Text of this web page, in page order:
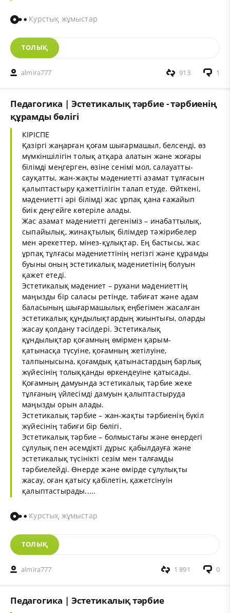
Курстық жұмыстар
ТОЛЫҚ
almira777 1
913
Педагогика | Эстетикалық тәрбие - тәрбиенің
құрамды бөлігі
КІРІСПЕ
Қазіргі жаңарған қоғам шығармашыл, белсенді, өз
мүмкіншілігін толық атқара алатын және жоғары
білімді меңгерген, өзіне сенімі мол, салауатты-
сауқатты, жан-жақты мәдениетті азамат тұлғасын
қалыптастыру қажеттілігін талап етуде. Өйткені,
мәдениетті әрі білімді жас ұрпақ қана ғажайып
биік деңгейге көтеріле алады.
Жас азамат мәдениетті дегеніміз – инабаттылық,
сыпайылық, жинақтылық білімдер тәжірибелер
мен әрекеттер, мінез-құлықтар. Ең бастысы, жас
ұрпақ тұлғасы мәдениеттінің негізгі және құрамды
буыны оның эстетикалық мәдениетінің болуын
қажет етеді.
Эстетикалық мәдениет – рухани мәдениеттің
маңызды бір саласы ретінде, табиғат және адам
баласының шығармашылық еңбегімен жасалған
эстетикалық құндылықтардың жиынтығы, оларды
жасау қолдану тәсілдері. Эстетикалық
құндылықтар қоғамның өмірмен қарым-
қатынасқа түсуіне, қоғамның жетілуіне,
талпынысына, қоғамдық қатынастардың барлық
жүйесінің толыққанды өркендеуіне қатысады.
Қоғамның дамуында эстетикалық тәрбие жеке
тұлғаның үйлесімді дамуын қалыптастыруда
маңызды орын алады.
Эстетикалық тәрбие – жан-жақты тәрбиенің бүкіл
жүйесінің табиғи бір бөлігі.
Эстетикалық тәрбие – болмыстағы және өнердегі
сұлулық пен әсемдікті дұрыс қабылдауға және
эстетикалық түсінікті сезім мен талғамды
тәрбиелейді. Өнерде және өмірде сұлулықты
жасау, оған қатысу қабілетін, қажетсінуін
қалыптастырады.....
Курстық жұмыстар
ТОЛЫҚ
almira777 0
1 891
Педагогика | Эстетикалық тәрбие